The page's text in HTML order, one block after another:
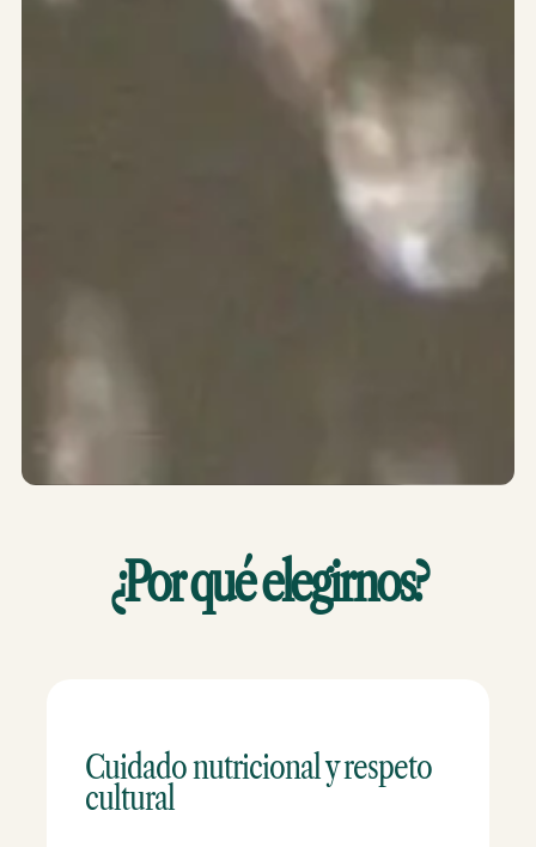
¿Por qué elegirnos?
Cuidado nutricional y respeto
cultural